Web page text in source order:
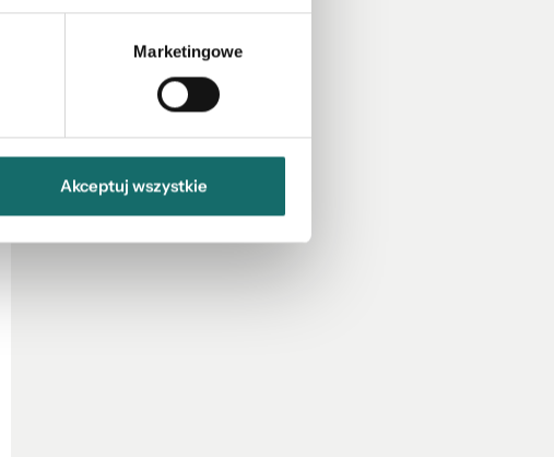
Marketingowe
Akceptuj wszystkie